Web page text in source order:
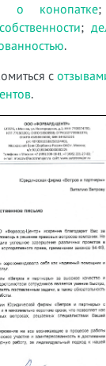
о конопатке
;
.
с
.